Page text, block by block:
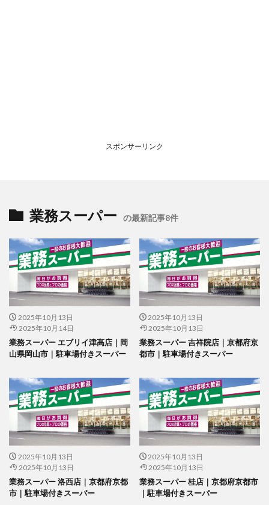
スポンサーリンク
業務スーパー の最新記事8件
2025年10月13日
2025年10月14日
業務スーパー エブリイ津高店｜岡
山県岡山市｜駐車場付きスーパー
2025年10月13日
2025年10月13日
業務スーパー 吉祥院店｜京都府京
都市｜駐車場付きスーパー
2025年10月13日
2025年10月13日
業務スーパー 洛西店｜京都府京都
市｜駐車場付きスーパー
2025年10月13日
2025年10月13日
業務スーパー 桂店｜京都府京都市
｜駐車場付きスーパー